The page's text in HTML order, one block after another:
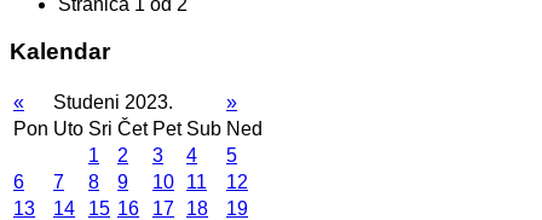
Stranica 1 od 2
Kalendar
« Studeni 2023.
»
Pon Uto Sri Čet Pet Sub Ned
1
2 3 4
5
6
7 8 9 10 11
12
13
14 15 16 17 18
19